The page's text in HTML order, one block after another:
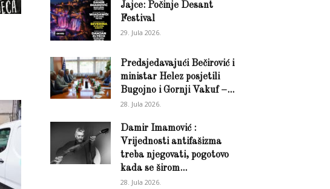
Jajce: Počinje Desant
Festival
29. Jula 2026.
Predsjedavajući Bečirović i
ministar Helez posjetili
Bugojno i Gornji Vakuf –...
28. Jula 2026.
Damir Imamović :
Vrijednosti antifašizma
treba njegovati, pogotovo
kada se širom...
28. Jula 2026.